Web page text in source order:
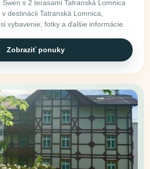
s 2 terasami Tatranská Lomnica
destinácii Tatranská Lomnica,
vybavenie, fotky a ďalšie informácie.
Zobraziť ponuky